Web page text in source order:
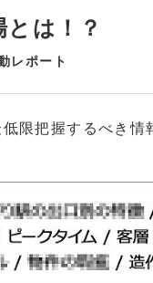
は！？
レポート
限把握するべき情